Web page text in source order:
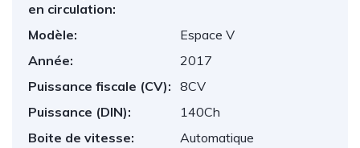
en circulation:
Modèle:
Espace V
Année:
2017
Puissance fiscale (CV): 8CV
Puissance (DIN):
140Ch
Boite de vitesse:
Automatique